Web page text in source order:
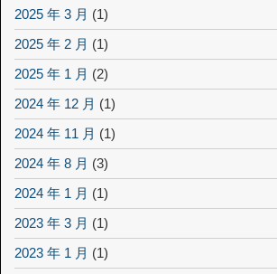
2025 年 3 月 (1)
2025 年 2 月 (1)
2025 年 1 月 (2)
2024 年 12 月 (1)
2024 年 11 月 (1)
2024 年 8 月 (3)
2024 年 1 月 (1)
2023 年 3 月 (1)
2023 年 1 月 (1)